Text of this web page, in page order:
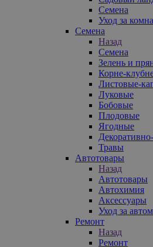
Семена
Уход за
Семена
Назад
Семена
Зелень и
Корне-
Листовые-
Луковые
Бобовые
Плодовые
Ягодные
Травы
Автотовары
Назад
Автотовары
Автохимия
Аксессуары
Уход за
Ремонт
Назад
Ремонт